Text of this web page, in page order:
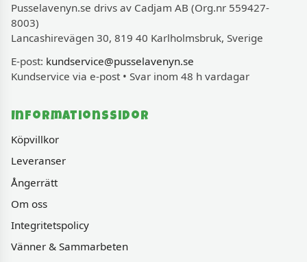
Pusselavenyn.se drivs av Cadjam AB (Org.nr 559427-
8003)
Lancashirevägen 30, 819 40 Karlholmsbruk, Sverige
E-post: kundservice@pusselavenyn.se
Kundservice via e-post • Svar inom 48 h vardagar
Informationssidor
Köpvillkor
Leveranser
Ångerrätt
Om oss
Integritetspolicy
Vänner & Sammarbeten